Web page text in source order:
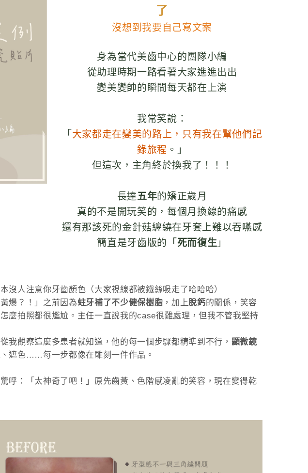
了
沒想到我要自己寫文案
身為當代美齒中心的團隊小編
從助理時期一路看著大家進進出出
變美變帥的瞬間每天都在上演
我常笑說：
「 大家都走在變美的路上，只有我在幫他們記
錄旅程 。」
但這次，主角終於換我了！！！
長達五年的矯正歲月
真的不是開玩笑的，每個月換線的痛感
還有那該死的金針菇纏繞在牙套上難以吞嚥感
簡直是牙齒版的「 死而復生 」
沒人注意你牙齒顏色（大家視線都被鐵絲吸走了哈哈哈）
爆？！」之前因為蛀牙補了不少健保樹脂 ，加上脫鈣的關係，笑容
麼拍照都很尷尬。主任一直說我的case很難處理，但我不管我堅持
我觀察這麼多患者就知道，他的每一個步驟都精準到不行， 顯微鏡
、遮色……每一步都像在雕刻一件作品。
呼：「太神奇了吧！」原先齒黃、色階感凌亂的笑容，現在變得乾